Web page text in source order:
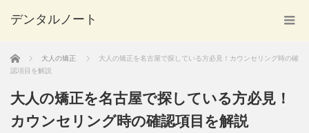
デンタルノート
ホーム 大人の矯正
大人の矯正を名古屋で探している方必見！カウンセリング時の確
認項目を解説
大人の矯正を名古屋で探している方必見！
カウンセリング時の確認項目を解説